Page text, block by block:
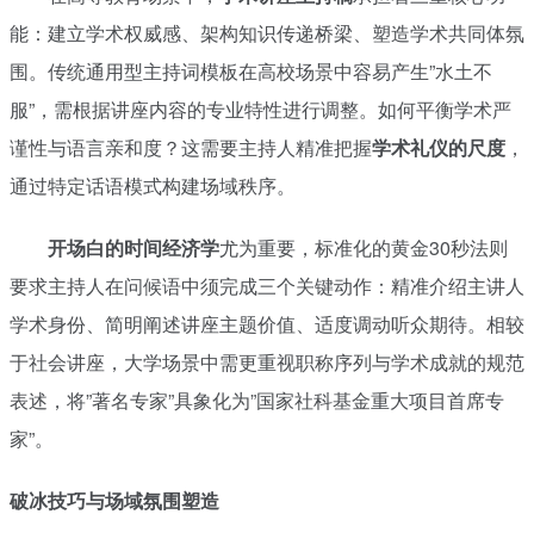
能：建立学术权威感、架构知识传递桥梁、塑造学术共同体氛
围。传统通用型主持词模板在高校场景中容易产生”水土不
服”，需根据讲座内容的专业特性进行调整。如何平衡学术严
谨性与语言亲和度？这需要主持人精准把握学术礼仪的尺度 ，
通过特定话语模式构建场域秩序。
开场白的时间经济学尤为重要，标准化的黄金30秒法则
要求主持人在问候语中须完成三个关键动作：精准介绍主讲人
学术身份、简明阐述讲座主题价值、适度调动听众期待。相较
于社会讲座，大学场景中需更重视职称序列与学术成就的规范
表述，将”著名专家”具象化为”国家社科基金重大项目首席专
家”。
破冰技巧与场域氛围塑造